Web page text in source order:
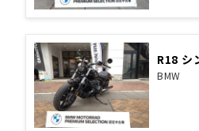
R18 シ
BMW